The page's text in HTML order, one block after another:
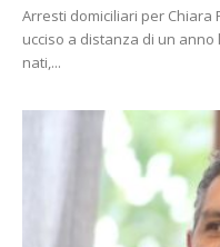
Arresti domiciliari per Chiara
ucciso a distanza di un anno
nati,...